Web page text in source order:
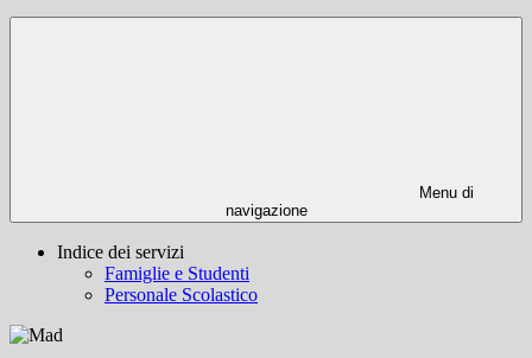
Menu di
navigazione
Indice dei servizi
Famiglie e Studenti
Personale Scolastico